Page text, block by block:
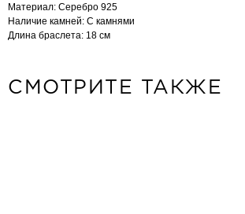
Материал: Серебро 925
Наличие камней: C камнями
Длина браслета: 18 см
СМОТРИТЕ ТАКЖЕ